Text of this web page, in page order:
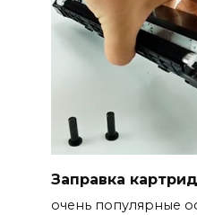
Заправка
очень популярные